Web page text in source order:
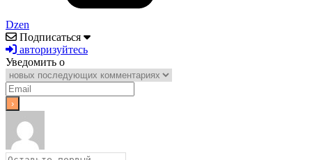
Dzen
Подписаться
авторизуйтесь
Уведомить о